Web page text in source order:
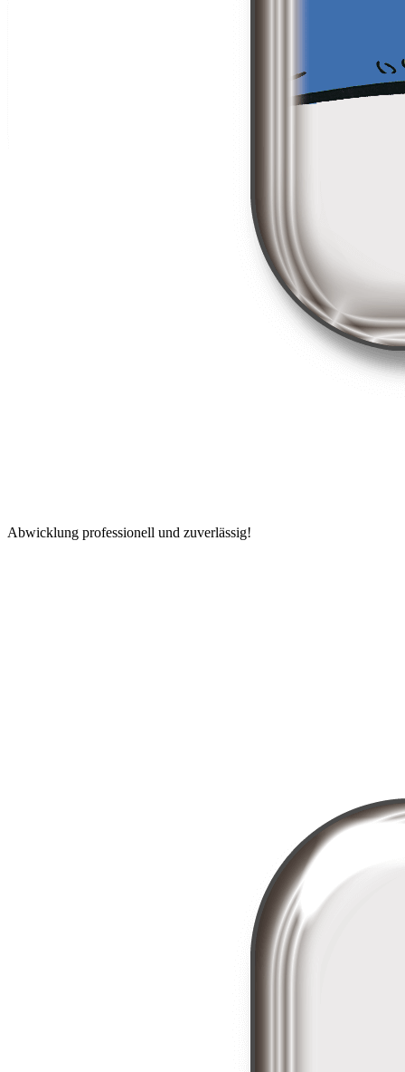
Abwicklung professionell und zuverlässig!